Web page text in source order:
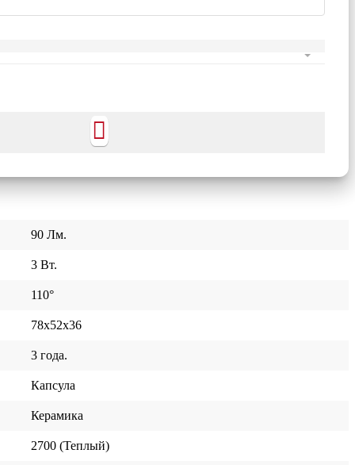
90 Лм.
3 Вт.
110°
78x52x36
3 года.
Капсула
Керамика
2700 (Теплый)